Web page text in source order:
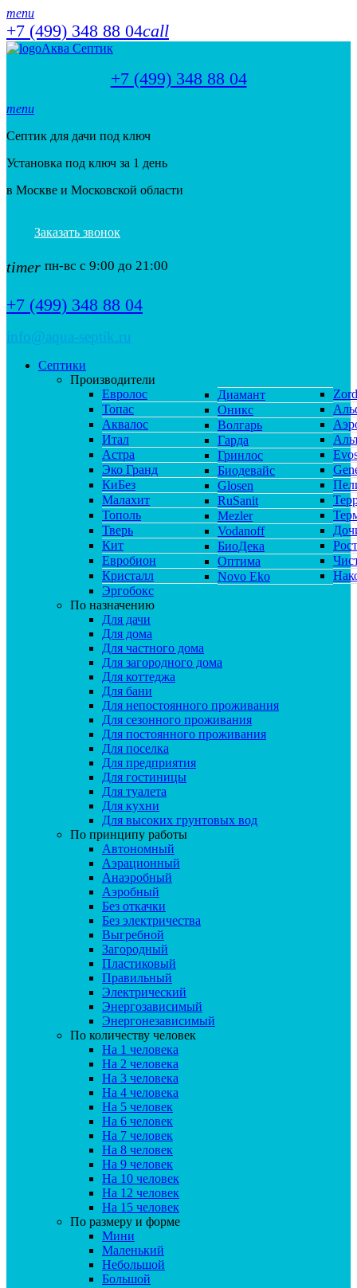
menu
+7 (499) 348 88 04call
Аква Септик
+7 (499) 348 88 04
menu
Септик для дачи под ключ
Установка под ключ за 1 день
в Москве и Московской области
Заказать звонок
timer пн-вс с 9:00 до 21:00
+7 (499) 348 88 04
info@aqua-septik.ru
Септики
Производители
Евролос
Топас
Аквалос
Итал
Астра
Эко Гранд
КиБез
Малахит
Тополь
Тверь
Кит
Евробион
Кристалл
Эргобокс
Диамант
Оникс
Волгарь
Гарда
Гринлос
Биодевайс
Glosen
RuSanit
Mezler
Vodanoff
БиоДека
Оптима
Novo Eko
По назначению
Для дачи
Для дома
Для частного дома
Для загородного дома
Для коттеджа
Для бани
Для непостоянного проживания
Для сезонного проживания
Для постоянного проживания
Для поселка
Для предприятия
Для гостиницы
Для туалета
Для кухни
Для высоких грунтовых вод
По принципу работы
Автономный
Аэрационный
Анаэробный
Аэробный
Без откачки
Без электричества
Выгребной
Загородный
Пластиковый
Правильный
Электрический
Энергозависимый
Энергонезависимый
По количеству человек
На 1 человека
На 2 человека
На 3 человека
На 4 человека
На 5 человек
На 6 человек
На 7 человек
На 8 человек
На 9 человек
На 10 человек
На 12 человек
На 15 человек
По размеру и форме
Мини
Маленький
Небольшой
Большой